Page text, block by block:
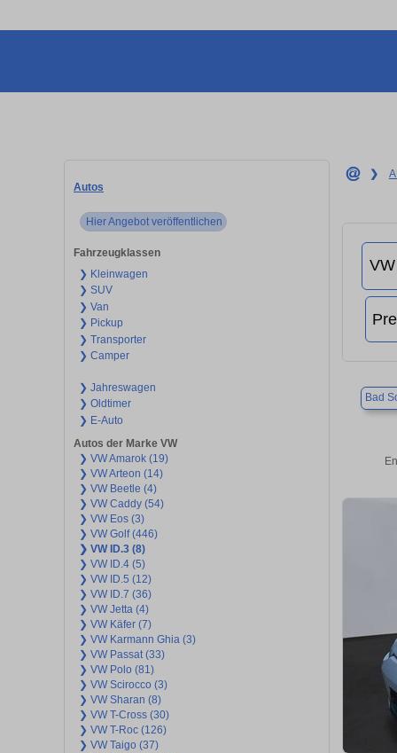
Autos
Hier Angebot veröffentlichen
Fahrzeugklassen
❯ Kleinwagen
❯ SUV
❯ Van
❯ Pickup
❯ Transporter
❯ Camper
❯ Jahreswagen
❯ Oldtimer
❯ E-Auto
Autos der Marke VW
❯ VW Amarok (19)
❯ VW Arteon (14)
❯ VW Beetle (4)
❯ VW Caddy (54)
❯ VW Eos (3)
❯ VW Golf (446)
❯ VW ID.3 (8)
❯ VW ID.4 (5)
❯ VW ID.5 (12)
❯ VW ID.7 (36)
❯ VW Jetta (4)
❯ VW Käfer (7)
❯ VW Karmann Ghia (3)
❯ VW Passat (33)
❯ VW Polo (81)
❯ VW Scirocco (3)
❯ VW Sharan (8)
❯ VW T-Cross (30)
❯ VW T-Roc (126)
❯ VW Taigo (37)
❯
Bad